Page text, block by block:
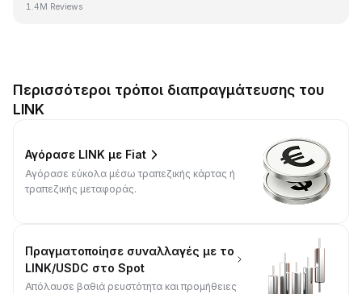
1.4M Reviews
Περισσότεροι τρόποι διαπραγμάτευσης του
LINK
Αγόρασε LINK με Fiat
Αγόρασε εύκολα μέσω τραπεζικής κάρτας ή
τραπεζικής μεταφοράς.
Πραγματοποίησε συναλλαγές με το
LINK/USDC στο Spot
Απόλαυσε βαθιά ρευστότητα και προμήθειες